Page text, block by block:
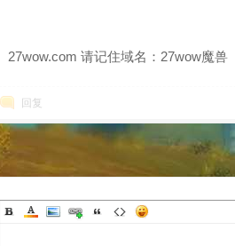
27wow.com 请记住域名：27wow魔兽
回复